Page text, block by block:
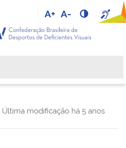
A+ A-
Última modificação há 5 anos